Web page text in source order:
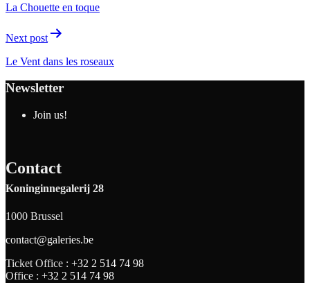
La Chouette en toque
Next post
Le Vent dans les roseaux
Newsletter
Join us!
Contact
Koninginnegalerij 28
1000 Brussel
contact@galeries.be
Ticket Office : +32 2 514 74 98
Office : +32 2 514 74 98